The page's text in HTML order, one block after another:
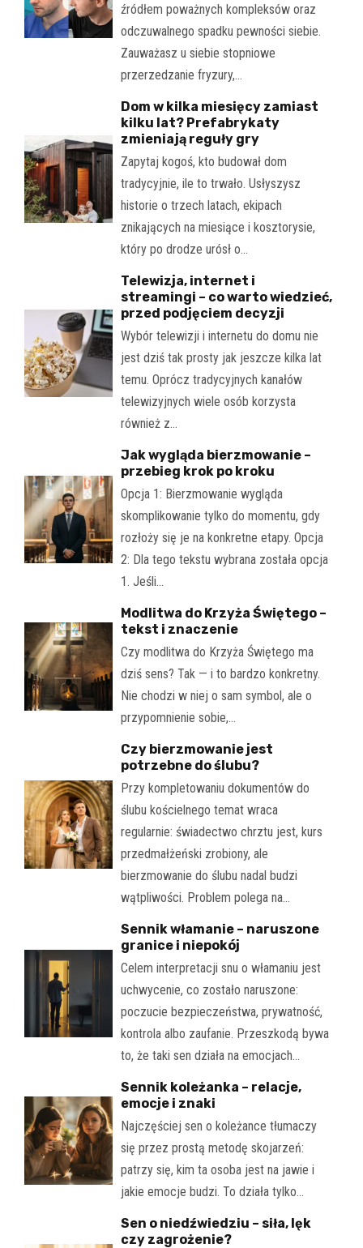
źródłem poważnych kompleksów oraz
odczuwalnego spadku pewności siebie.
Zauważasz u siebie stopniowe
przerzedzanie fryzury,…
Dom w kilka miesięcy zamiast
kilku lat? Prefabrykaty
zmieniają reguły gry
Zapytaj kogoś, kto budował dom
tradycyjnie, ile to trwało. Usłyszysz
historie o trzech latach, ekipach
znikających na miesiące i kosztorysie,
który po drodze urósł o…
Telewizja, internet i
streamingi – co warto wiedzieć,
przed podjęciem decyzji
Wybór telewizji i internetu do domu nie
jest dziś tak prosty jak jeszcze kilka lat
temu. Oprócz tradycyjnych kanałów
telewizyjnych wiele osób korzysta
również z…
Jak wygląda bierzmowanie –
przebieg krok po kroku
Opcja 1: Bierzmowanie wygląda
skomplikowanie tylko do momentu, gdy
rozłoży się je na konkretne etapy. Opcja
2: Dla tego tekstu wybrana została opcja
1. Jeśli…
Modlitwa do Krzyża Świętego –
tekst i znaczenie
Czy modlitwa do Krzyża Świętego ma
dziś sens? Tak — i to bardzo konkretny.
Nie chodzi w niej o sam symbol, ale o
przypomnienie sobie,…
Czy bierzmowanie jest
potrzebne do ślubu?
Przy kompletowaniu dokumentów do
ślubu kościelnego temat wraca
regularnie: świadectwo chrztu jest, kurs
przedmałżeński zrobiony, ale
bierzmowanie do ślubu nadal budzi
wątpliwości. Problem polega na…
Sennik włamanie – naruszone
granice i niepokój
Celem interpretacji snu o włamaniu jest
uchwycenie, co zostało naruszone:
poczucie bezpieczeństwa, prywatność,
kontrola albo zaufanie. Przeszkodą bywa
to, że taki sen działa na emocjach…
Sennik koleżanka – relacje,
emocje i znaki
Najczęściej sen o koleżance tłumaczy
się przez prostą metodę skojarzeń:
patrzy się, kim ta osoba jest na jawie i
jakie emocje budzi. To działa tylko…
Sen o niedźwiedziu – siła, lęk
czy zagrożenie?